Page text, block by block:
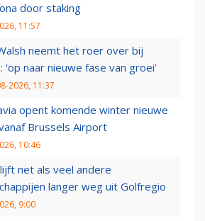
door staking
11:57
neemt het roer over bij
'op naar nieuwe fase van groei'
2026, 11:37
opent komende winter nieuwe
Brussels Airport
10:46
net als veel andere
langer weg uit Golfregio
9:00